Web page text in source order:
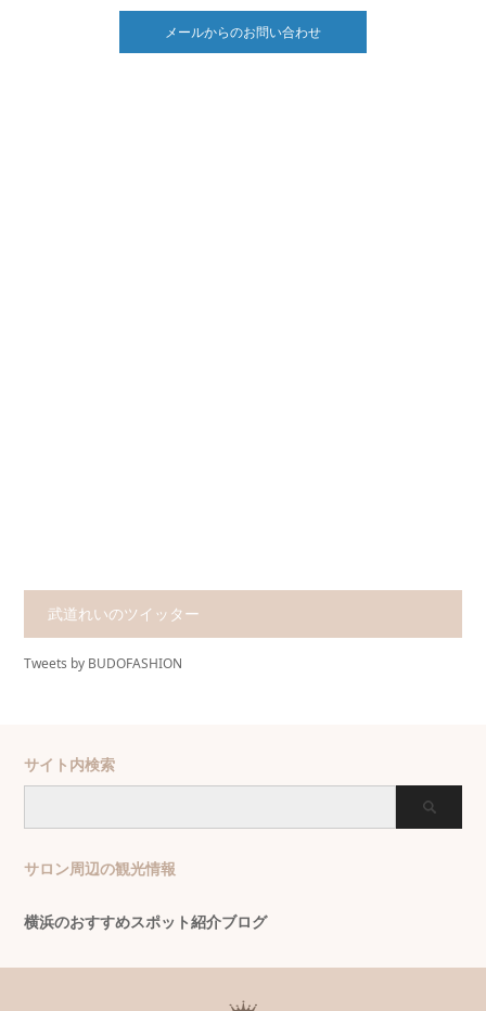
メールからのお問い合わせ
武道れいのツイッター
Tweets by BUDOFASHION
サイト内検索
サロン周辺の観光情報
横浜のおすすめスポット紹介ブログ